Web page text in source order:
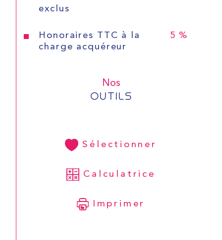
exclus
Honoraires TTC à la
charge acquéreur
5 %
Nos
OUTILS
Sélectionner
Calculatrice
Imprimer